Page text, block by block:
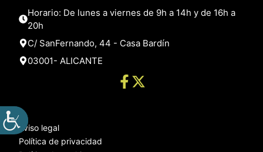
Horario: De lunes a viernes de 9h a 14h y de 16h a
20h
C/ SanFernando, 44 - Casa Bardín
03001- ALICANTE
Aviso legal
Política de privacidad